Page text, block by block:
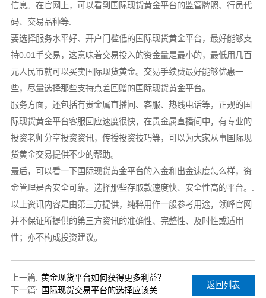
信息。在官网上，可以看到国际现货黄金平台的监管牌照、行员代
码、交易品种等.
要选择服务水平好、开户门槛低的国际现货黄金平台，最好能够支
持0.01手交易，这意味着交易投入的资金量是最小的，最低用几百
元人民币就可以买卖国际现货黄金。交易手续费最好能够优惠一
些，尽量选择那些支持点差回赠的国际现货黄金平台。
服务方面，还包括有贵金属直播间、客服、热线电话等，正规的国
际现货黄金平台客服回应速度很快，在贵金属直播间中，有专业的
投资老师分享投资资讯，传授投资技巧等，可以为大家从事国际现
货黄金交易提供不少的帮助。
最后，可以看一下国际现货黄金平台的入金和出金速度怎么样，资
金管理是否安全可靠。选择那些存取款速度快、安全性高的平台。.
以上资讯内容是由第三方提供，纯粹用作一般参考用途，领峰官网
并不保证所提供的第三方资讯的准确性、完整性、及时性或适用
性；亦不构成投资建议。
上一篇: 黄金现货平台如何获得更多利益？
下一篇:
国际现货交易平台的选择应该关注什么角度？
返回列表